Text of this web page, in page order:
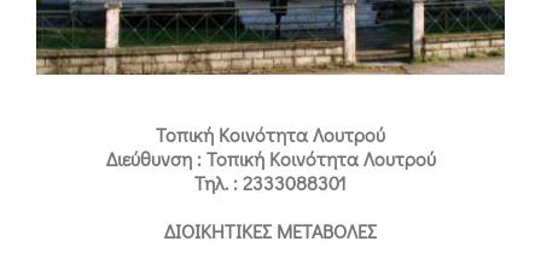
Τοπική Κοινότητα Λουτρού
Διεύθυνση : Τοπική Κοινότητα Λουτρού
Τηλ. : 2333088301
ΔΙΟΙΚΗΤΙΚΕΣ ΜΕΤΑΒΟΛΕΣ